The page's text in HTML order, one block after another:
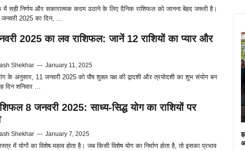
सही निर्णय और सकारात्मक कदम उठाने के लिए दैनिक राशिफल को जानना बेहद जरूरी है।
2025 का दिन, ...
2025 का लव राशिफल: जानें 12 राशियों का प्यार और
Shekhar — January 11, 2025
के अनुसार, 11 जनवरी 2025 को पौष शुक्ल पक्ष की द्वादशी और त्रयोदशी का शुभ संयोग बन
दिन शनिवार ...
8 जनवरी 2025: साध्य-सिद्ध योग का राशियों पर
Shekhar — January 7, 2025
में योगों का विशेष महत्व होता है। जब किसी विशेष योग का निर्माण होता है, तो इसका प्रभाव